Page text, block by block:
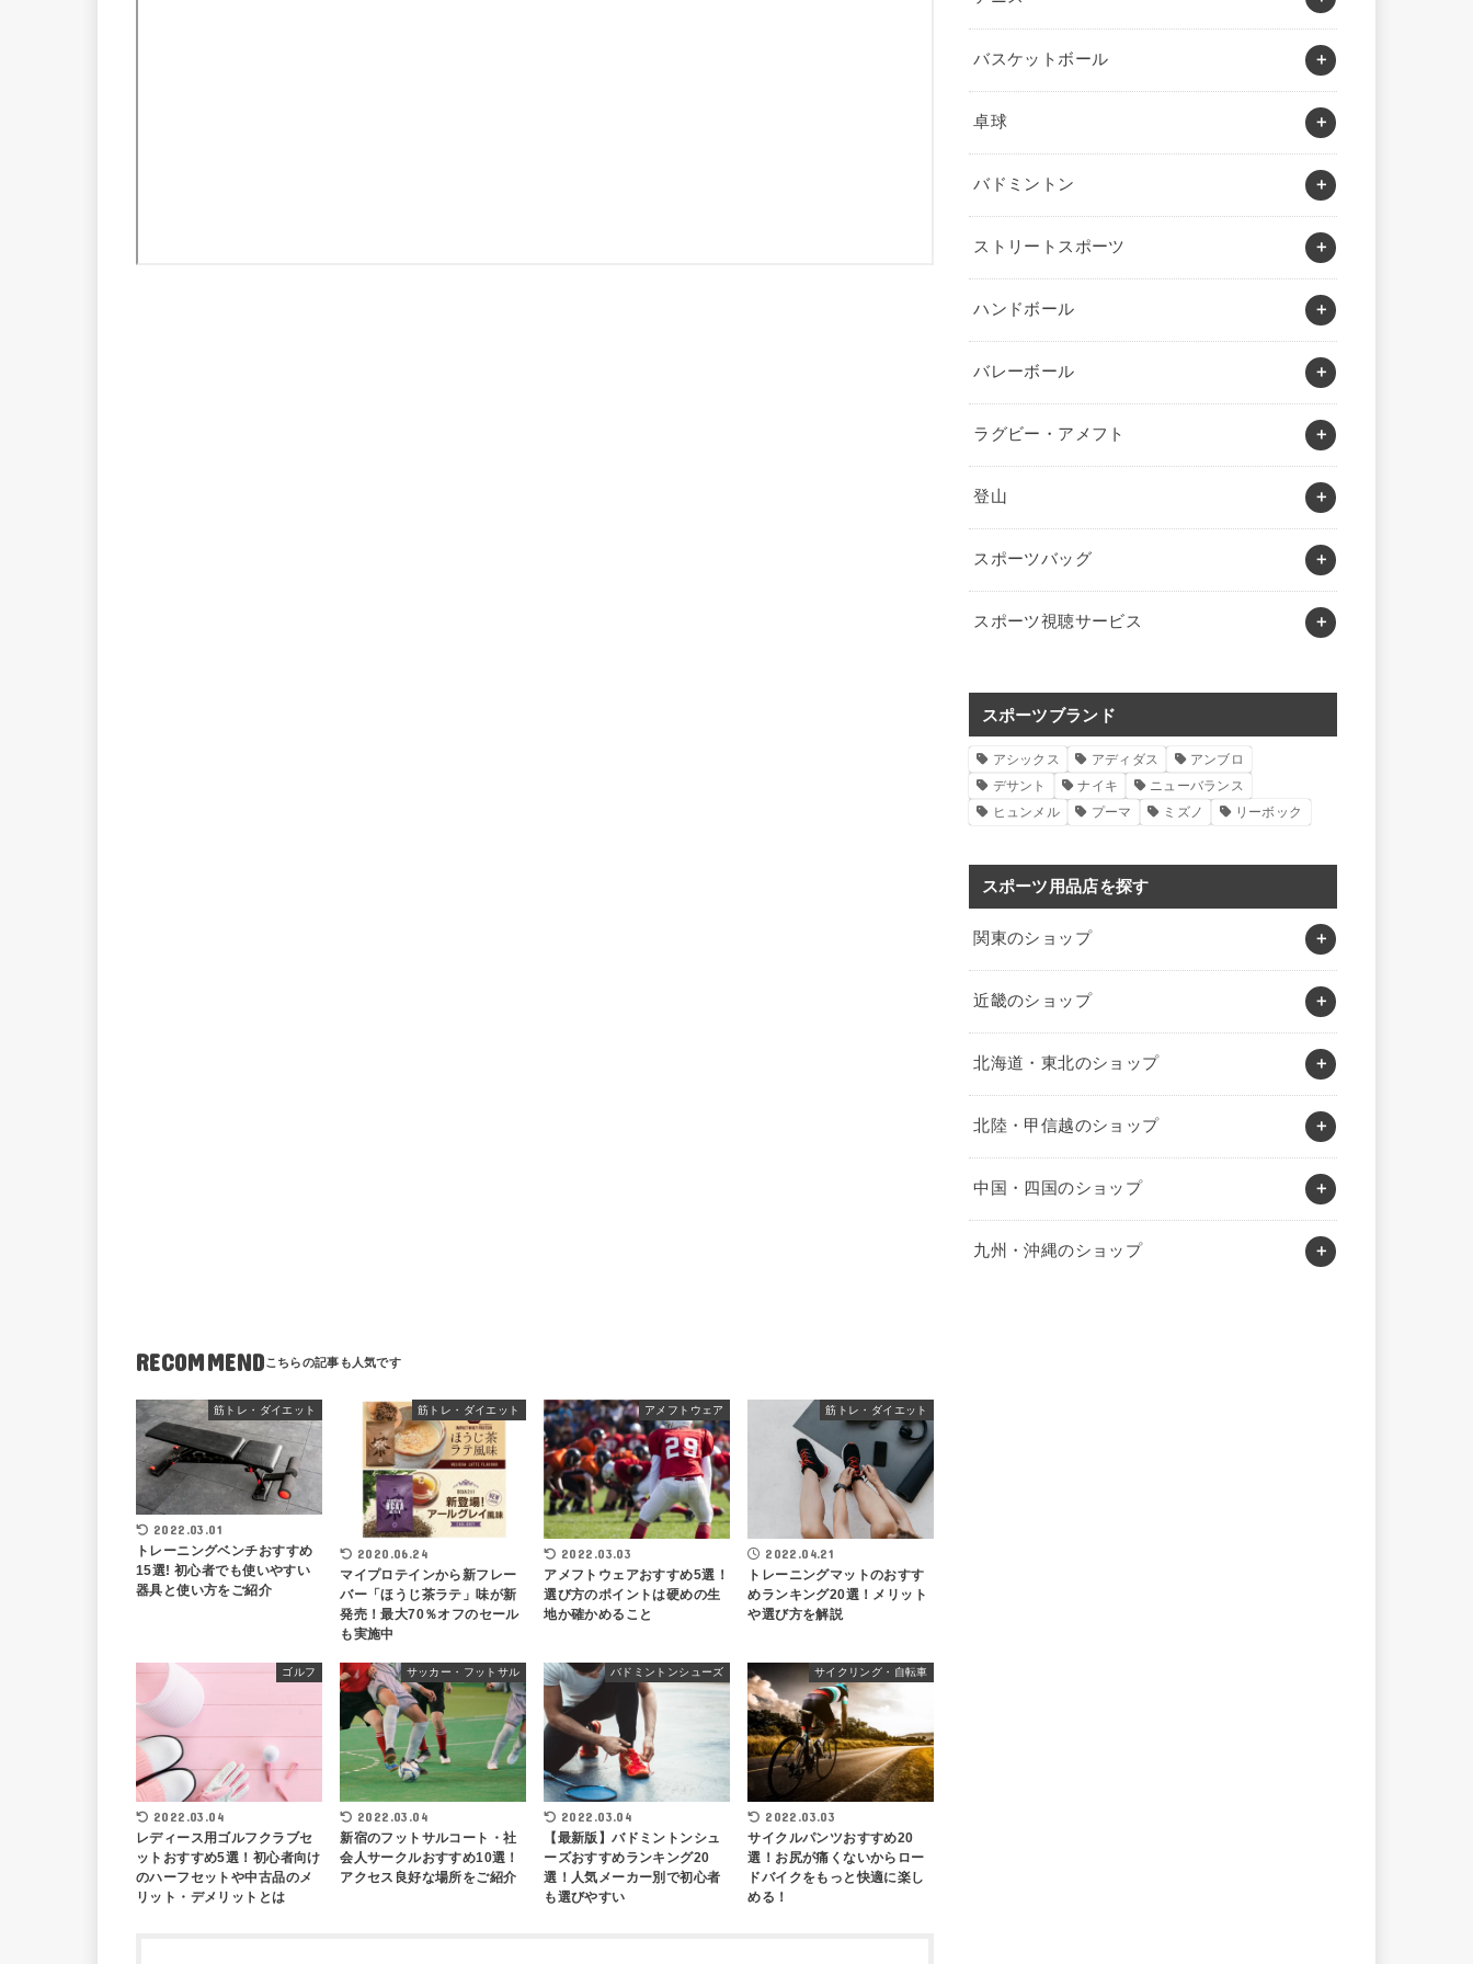
RECOMMEND
筋トレ・ダイエット
2022.03.01
トレーニングベンチおすすめ
15選! 初心者でも使いやすい
器具と使い方をご紹介
筋トレ・ダイエット
2020.06.24
マイプロテインから新フレー
バー「ほうじ茶ラテ」味が新
発売！最大70％オフのセール
も実施中
アメフトウェア
2022.03.03
アメフトウェアおすすめ5選！
選び方のポイントは硬めの生
地か確かめること
筋トレ・ダイエット
2022.04.21
トレーニングマットのおすす
めランキング20選！メリット
や選び方を解説
ゴルフ
2022.03.04
レディース用ゴルフクラブセ
ットおすすめ5選！初心者向け
のハーフセットや中古品のメ
リット・デメリットとは
サッカー・フットサル
2022.03.04
新宿のフットサルコート・社
会人サークルおすすめ10選！
アクセス良好な場所をご紹介
バドミントンシューズ
2022.03.04
【最新版】バドミントンシュ
ーズおすすめランキング20
選！人気メーカー別で初心者
も選びやすい
サイクリング・自転車
2022.03.03
サイクルパンツおすすめ20
選！お尻が痛くないからロー
ドバイクをもっと快適に楽し
める！
バスケットボール
卓球
バドミントン
ストリートスポーツ
ハンドボール
バレーボール
ラグビー・アメフト
登山
スポーツバッグ
スポーツ視聴サービス
スポーツブランド
アシックス アディダス
アンブロ
デサント
ナイキ
ニューバランス
ヒュンメル
プーマ ミズノ リーボック
スポーツ用品店を探す
関東のショップ
近畿のショップ
北海道・東北のショップ
北陸・甲信越のショップ
中国・四国のショップ
九州・沖縄のショップ